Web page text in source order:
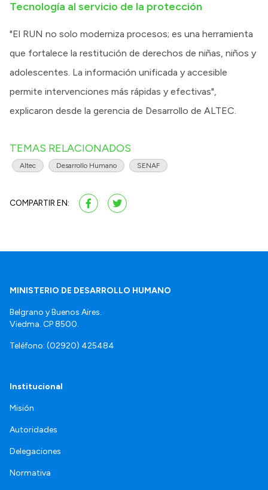
Tecnología al servicio de la protección
"El RUN no solo moderniza procesos; es una herramienta
que fortalece la restitución de derechos de niñas, niños y
adolescentes. La información unificada y accesible
permite intervenciones más rápidas y efectivas",
explicaron desde la gerencia de Desarrollo de ALTEC.
TEMAS RELACIONADOS
Altec Desarrollo Humano SENAF
COMPARTIR EN:
MINISTERIO DE DESARROLLO HUMANO
Belgrano y Buenos Aires.
Viedma. CP 8500.
Teléfono: (02920) 425484
Institucional
Misión
Autoridades
Delegaciones
Normativa